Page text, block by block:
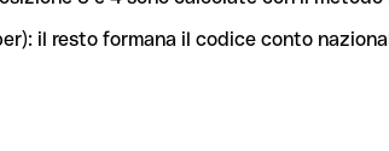
il resto formana il codice conto